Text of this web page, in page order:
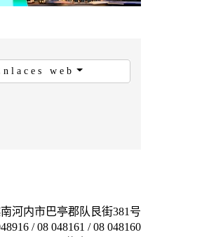
web
河内市巴亭郡队艮街381号
/ 08 048161 / 08 048160